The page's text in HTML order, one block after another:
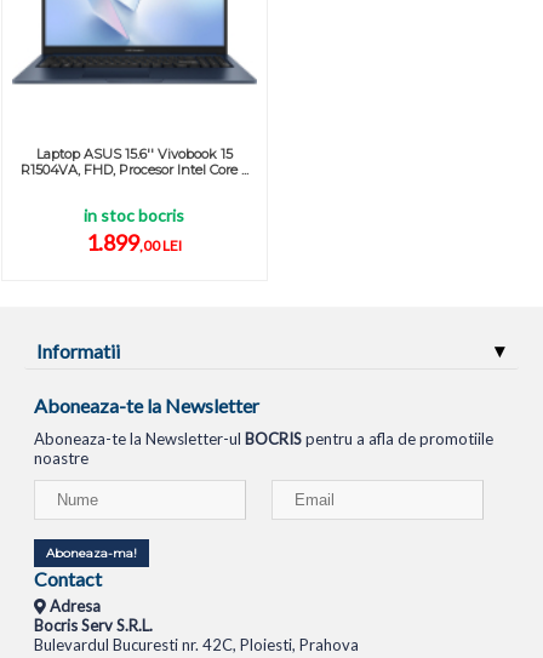
Laptop ASUS 15.6'' Vivobook 15
R1504VA, FHD, Procesor Intel Core ...
in stoc bocris
1.899,00 LEI
Informatii
Aboneaza-te la Newsletter
Aboneaza-te la Newsletter-ul BOCRISpentru a afla de promotiile
noastre
Aboneaza-ma!
Contact
Adresa
Bocris Serv S.R.L.
Bulevardul Bucuresti nr. 42C, Ploiesti, Prahova